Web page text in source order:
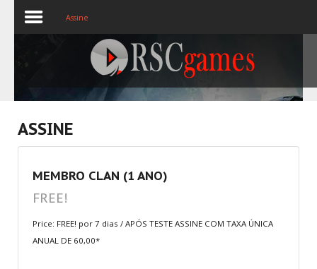
Registre-se
Home
Assine
Sobre
3D
Assine
ASSINE
MEMBRO CLAN (1 ANO)
FREE!
Price: FREE! por 7 dias / APÓS TESTE ASSINE COM TAXA ÚNICA
ANUAL DE 60,00*